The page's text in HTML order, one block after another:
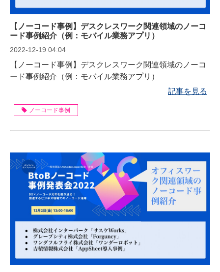
【ノーコード事例】デスクレスワーク関連領域のノーコ
ード事例紹介（例：モバイル業務アプリ）
2022-12-19 04:04
【ノーコード事例】デスクレスワーク関連領域のノーコ
ード事例紹介（例：モバイル業務アプリ）
記事を見る
ノーコード事例